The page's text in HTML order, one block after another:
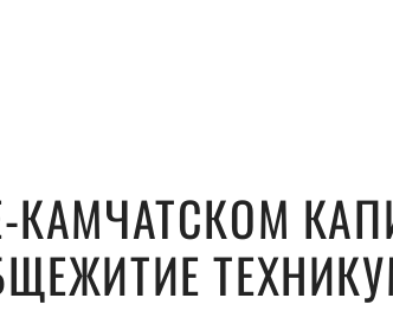
КАМЧАТСКОМ